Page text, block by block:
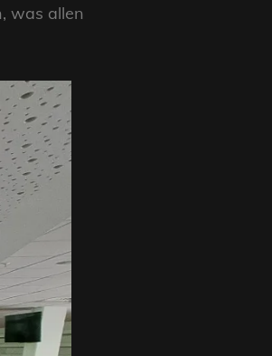
was allen